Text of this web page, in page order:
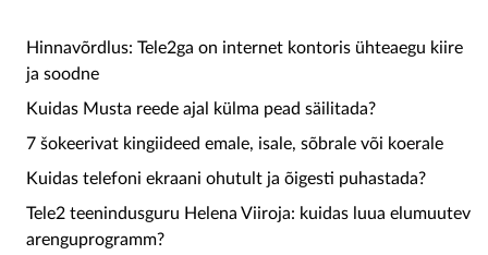
Hinnavõrdlus: Tele2ga on internet kontoris ühteaegu kiire
ja soodne
Kuidas Musta reede ajal külma pead säilitada?
7 šokeerivat kingiideed emale, isale, sõbrale või koerale
Kuidas telefoni ekraani ohutult ja õigesti puhastada?
Tele2 teenindusguru Helena Viiroja: kuidas luua elumuutev
arenguprogramm?